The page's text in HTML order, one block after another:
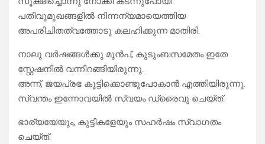
പതിവുമുഖങ്ങളിൽ നിന്നന്യമായെത്തിയ
അപരിചിതത്വത്തോടു കലഹിക്കുന്ന മാതിരി.
നാലു വർഷങ്ങൾക്കു മുൻപ്, കുടുംബസമേതം ഇതേ
സ്റ്റേഷനിൽ വന്നിറങ്ങിയിരുന്നു.
അന്ന്, ജയപ്രഭ കൂട്ടിക്കൊണ്ടുപോകാൻ എത്തിയിരുന്നു.
സ്വന്തം ഇന്നോവയിൽ സ്വയം ഡ്രൈവു ചെയ്ത്.
ഭാര്യയേയും, കുട്ടികളേയും സഹർഷം സ്വാഗതം
ചെയ്ത്.